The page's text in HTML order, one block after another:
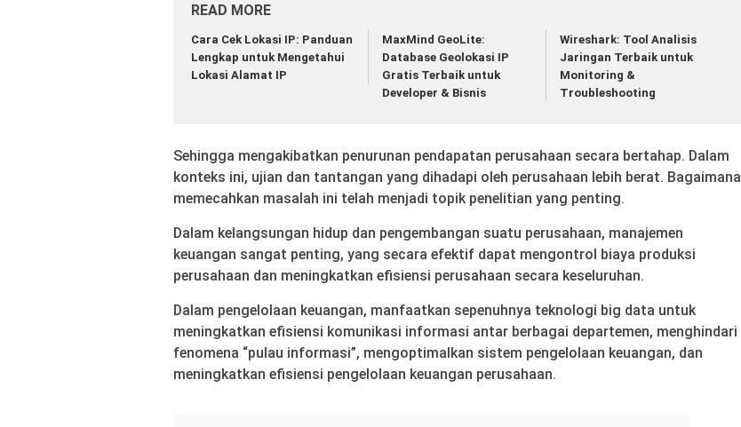
READ MORE
Cara Cek Lokasi IP: Panduan
Lengkap untuk Mengetahui
Lokasi Alamat IP
MaxMind GeoLite:
Database Geolokasi IP
Gratis Terbaik untuk
Developer & Bisnis
Wireshark: Tool Analisis
Jaringan Terbaik untuk
Monitoring &
Troubleshooting
Sehingga mengakibatkan penurunan pendapatan perusahaan secara bertahap. Dalam
konteks ini, ujian dan tantangan yang dihadapi oleh perusahaan lebih berat. Bagaimana
memecahkan masalah ini telah menjadi topik penelitian yang penting.
Dalam kelangsungan hidup dan pengembangan suatu perusahaan, manajemen
keuangan sangat penting, yang secara efektif dapat mengontrol biaya produksi
perusahaan dan meningkatkan efisiensi perusahaan secara keseluruhan.
Dalam pengelolaan keuangan, manfaatkan sepenuhnya teknologi big data untuk
meningkatkan efisiensi komunikasi informasi antar berbagai departemen, menghindari
fenomena “pulau informasi”, mengoptimalkan sistem pengelolaan keuangan, dan
meningkatkan efisiensi pengelolaan keuangan perusahaan.